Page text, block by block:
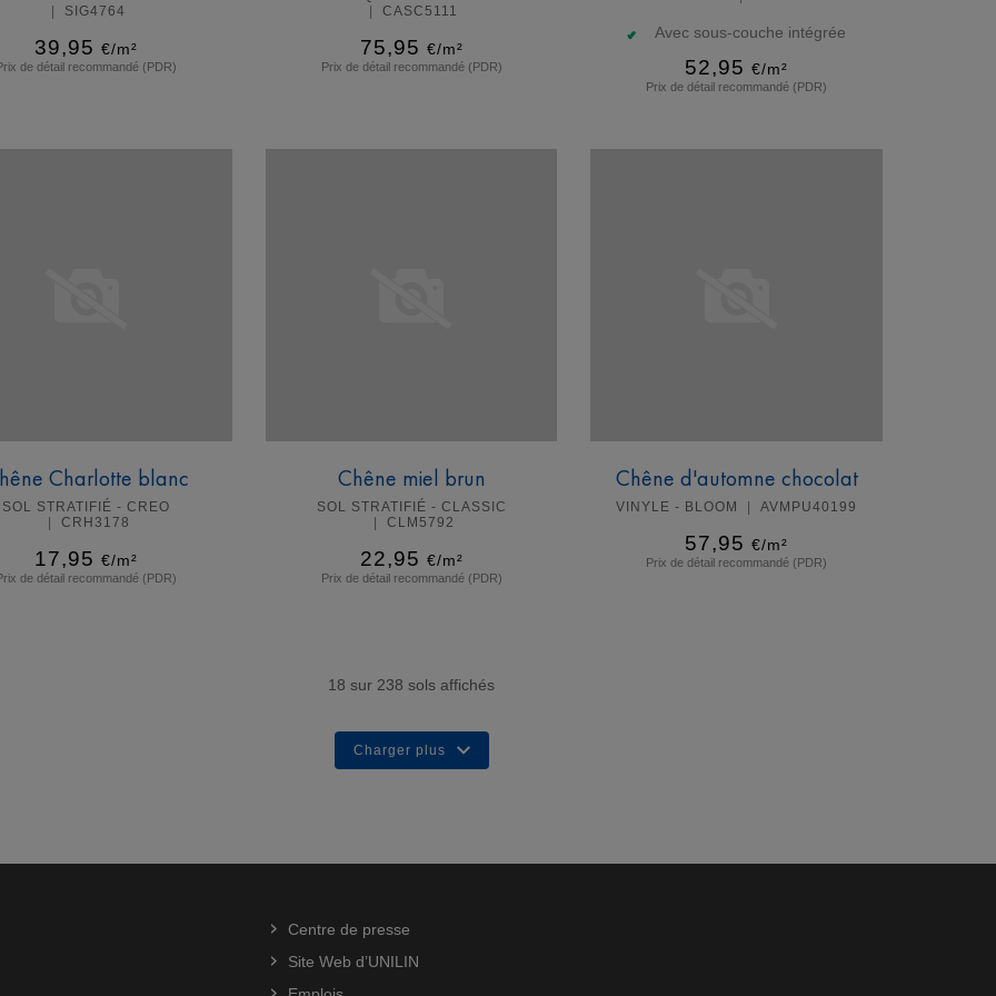
SIG4764
39,95 €/m²
de détail recommandé (PDR)
CASC5111
75,95 €/m²
Prix de détail recommandé (PDR)
Avec sous-couche intégrée
52,95 €/m²
Prix de détail recommandé (PDR)
Charlotte blanc
SOL STRATIFIÉ - CREO
CRH3178
17,95 €/m²
de détail recommandé (PDR)
Chêne miel brun
SOL STRATIFIÉ - CLASSIC
CLM5792
22,95 €/m²
Prix de détail recommandé (PDR)
Chêne d'automne chocolat
VINYLE - BLOOM AVMPU40199
57,95 €/m²
Prix de détail recommandé (PDR)
18 sur 238 sols affichés
Charger plus
Centre de presse
Site Web d’UNILIN